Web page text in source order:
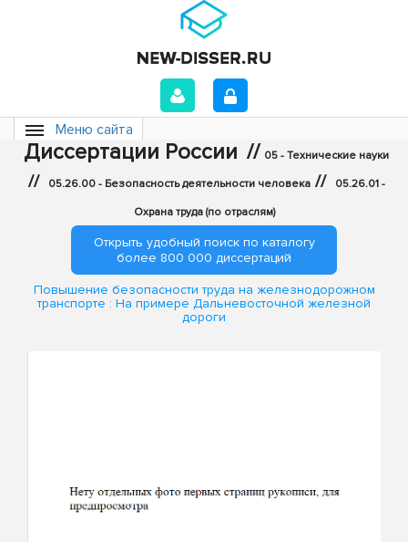
Меню сайта
Диссертации России // 05 - Технические науки
// 05.26.00 - Безопасность деятельности человека // 05.26.01 -
Охрана труда (по отраслям)
Открыть удобный поиск по каталогу
более 800 000 диссертаций
Повышение безопасности труда на железнодорожном
транспорте : На примере Дальневосточной железной
дороги